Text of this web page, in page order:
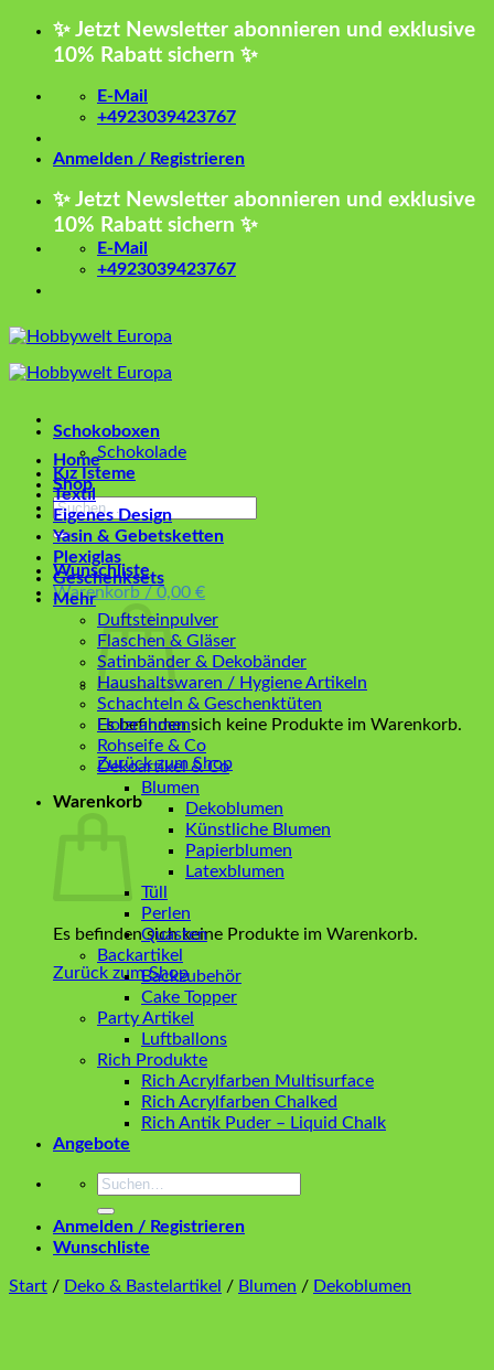
Zum
✨ Jetzt Newsletter abonnieren und exklusive
10% Rabatt sichern ✨
E-Mail
+4923039423767
Anmelden / Registrieren
✨ Jetzt Newsletter abonnieren und exklusive
10% Rabatt sichern ✨
E-Mail
+4923039423767
Home
Shop
Suchen
nach:
Wunschliste
Warenkorb / 0,00 €
Es befinden sich keine Produkte im Warenkorb.
Zurück zum Shop
Warenkorb
Es befinden sich keine Produkte im Warenkorb.
Zurück zum Shop
Schokoboxen
Schokolade
Kız İsteme
Textil
Eigenes Design
Yasin & Gebetsketten
Plexiglas
Geschenksets
Mehr
Duftsteinpulver
Flaschen & Gläser
Satinbänder & Dekobänder
Haushaltswaren / Hygiene Artikeln
Schachteln & Geschenktüten
Holzrahmen
Rohseife & Co
Dekoartikel & Co
Blumen
Dekoblumen
Künstliche Blumen
Papierblumen
Latexblumen
Tüll
Perlen
Quasten
Backartikel
Backzubehör
Cake Topper
Party Artikel
Luftballons
Rich Produkte
Rich Acrylfarben Multisurface
Rich Acrylfarben Chalked
Rich Antik Puder – Liquid Chalk
Angebote
Suchen
Anmelden / Registrieren
Wunschliste
Start / Deko & Bastelartikel / Blumen / Dekoblumen